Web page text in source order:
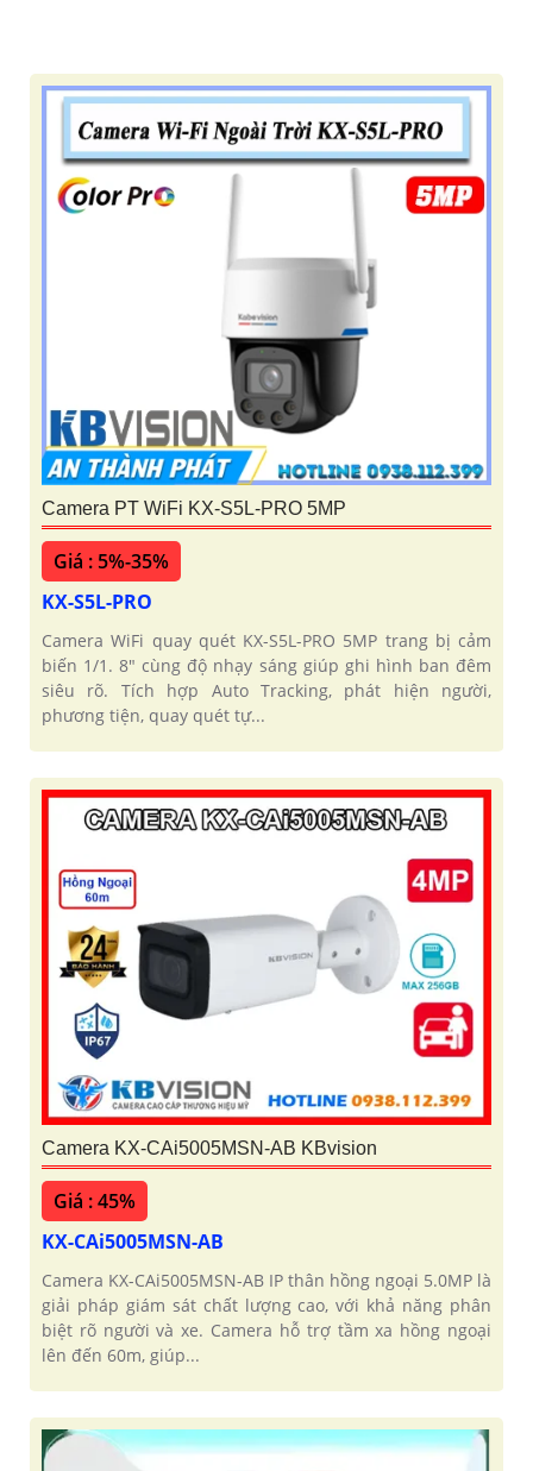
Camera PT WiFi KX-S5L-PRO 5MP
Giá : 5%-35%
KX-S5L-PRO
Camera WiFi quay quét KX-S5L-PRO 5MP trang bị cảm
biến 1/1. 8" cùng độ nhạy sáng giúp ghi hình ban đêm
siêu rõ. Tích hợp Auto Tracking, phát hiện người,
phương tiện, quay quét tự...
Camera KX-CAi5005MSN-AB KBvision
Giá : 45%
KX-CAi5005MSN-AB
Camera KX-CAi5005MSN-AB IP thân hồng ngoại 5.0MP là
giải pháp giám sát chất lượng cao, với khả năng phân
biệt rõ người và xe. Camera hỗ trợ tầm xa hồng ngoại
lên đến 60m, giúp...